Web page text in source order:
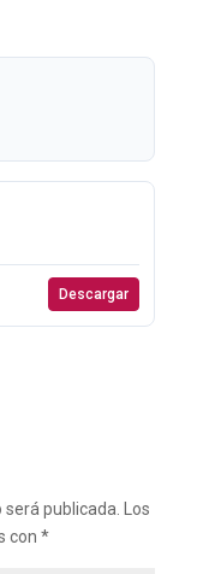
Descargar
publicada.
Los
con *